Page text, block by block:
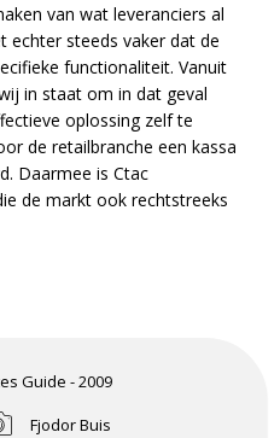
van wat leveranciers al
echter steeds vaker dat de
functionaliteit. Vanuit
in staat om in dat geval
oplossing zelf te
de retailbranche een kassa
Daarmee is Ctac
de markt ook rechtstreeks
Guide - 2009
Fjodor Buis